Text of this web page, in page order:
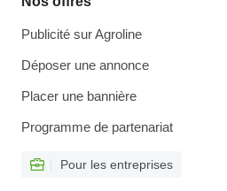
Publicité sur Agroline
Déposer une annonce
Placer une bannière
Programme de partenariat
Pour les entreprises